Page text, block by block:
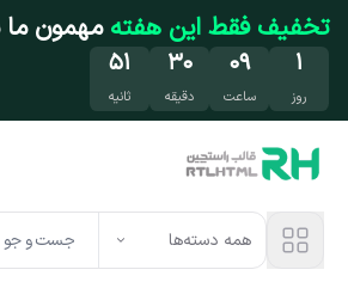
رفتن به محتوای اصلی
تخفیف فقط این هفتهمهمون
۱
روز
۰۹
ساعت
۳۰
دقیقه
۵۰
ثانیه
همه دسته‌ها